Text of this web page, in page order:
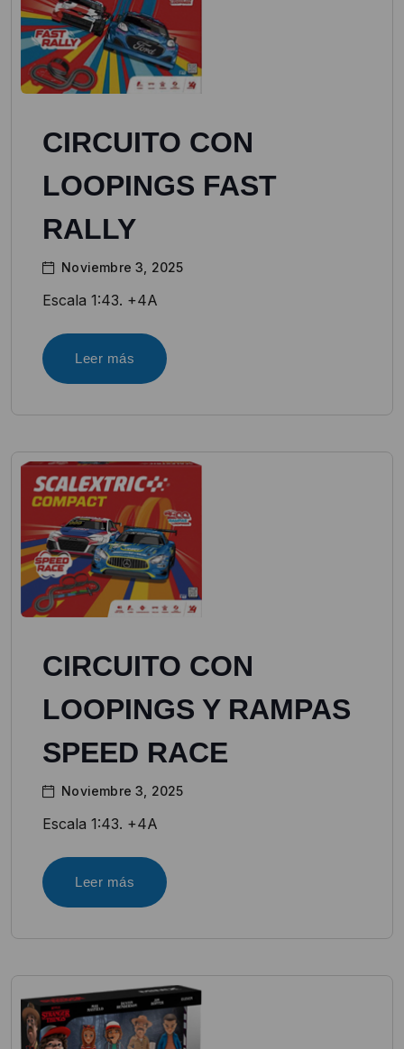
CIRCUITO CON
LOOPINGS FAST
RALLY
Noviembre 3, 2025
Escala 1:43. +4A
Leer más
CIRCUITO CON
LOOPINGS Y RAMPAS
SPEED RACE
Noviembre 3, 2025
Escala 1:43. +4A
Leer más